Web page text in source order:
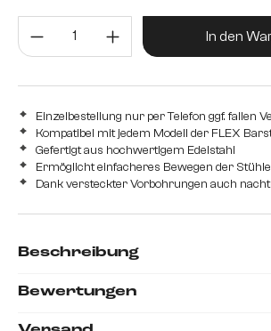
ProduktIn den
Einzelbestellung nur per Telefon ggf. fallen
Kompatibel mit jedem Modell der FLEX
Gefertigt aus hochwertigem Edelstahl
Ermöglicht einfacheres Bewegen der
Dank versteckter Vorbohrungen auch
Beschreibung
Bewertungen